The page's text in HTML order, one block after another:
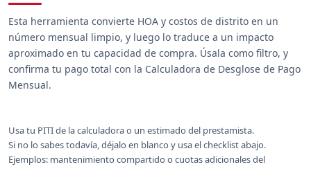
Esta herramienta convierte HOA y costos de distrito en un
número mensual limpio, y luego lo traduce a un impacto
aproximado en tu capacidad de compra. Úsala como filtro, y
confirma tu pago total con la Calculadora de Desglose de Pago
Mensual.
Usa tu PITI de la calculadora o un estimado del prestamista.
Si no lo sabes todavía, déjalo en blanco y usa el checklist abajo.
Ejemplos: mantenimiento compartido o cuotas adicionales del